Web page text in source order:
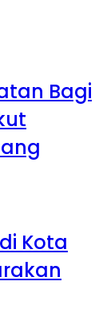
Bagi
Kota